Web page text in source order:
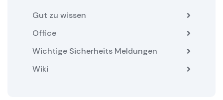
Gut zu wissen
Office
Wichtige Sicherheits Meldungen
Wiki